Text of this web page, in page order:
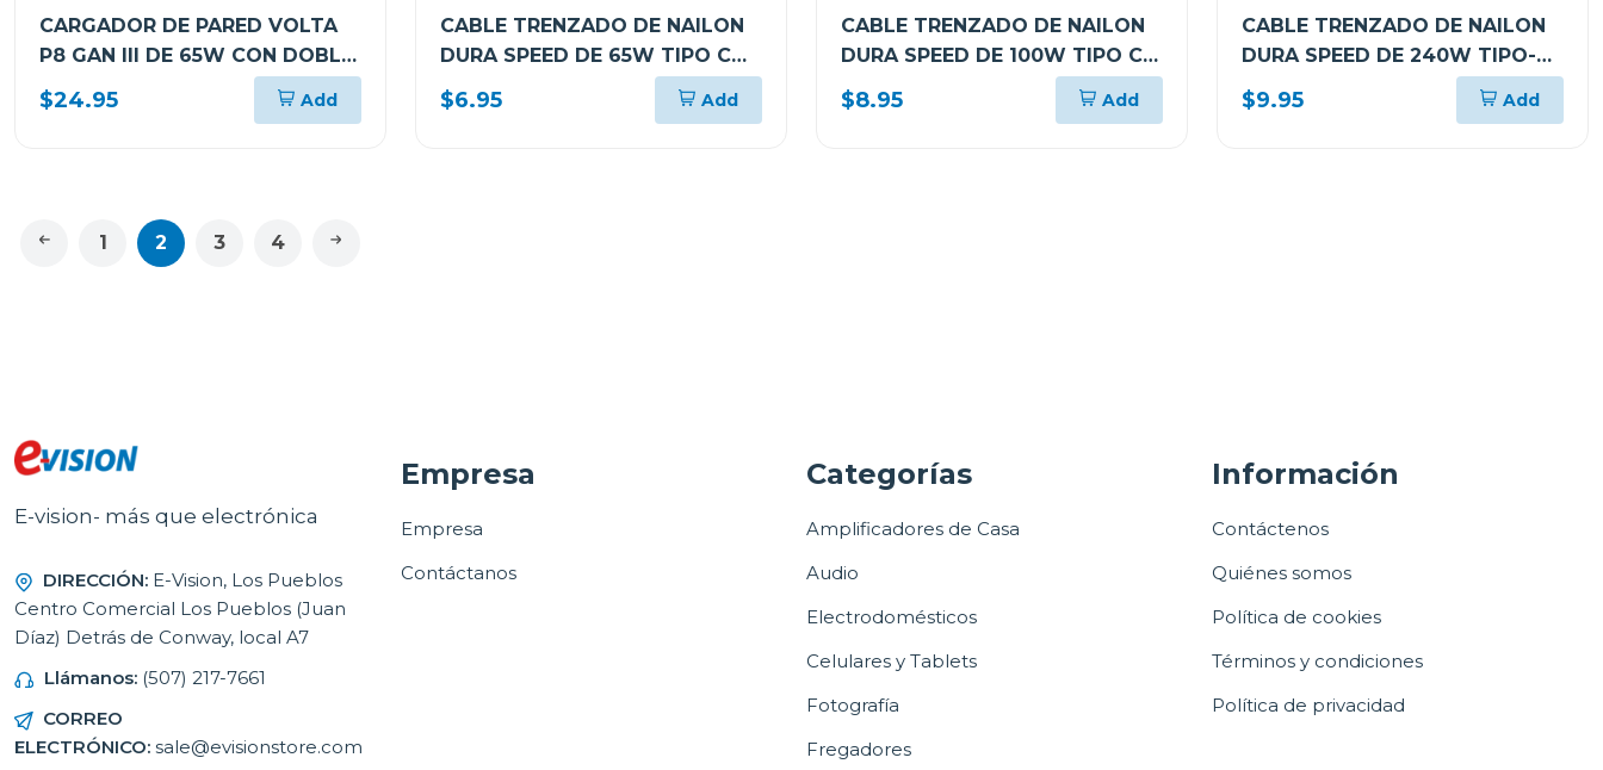
CARGADOR DE PARED VOLTA
P8 GAN III DE 65W CON DOBLE
PUERTO USB-C Y ENCHUFLE
PLEGABLE ARGAC0126
$24.95 Add
CABLE TRENZADO DE NAILON
DURA SPEED DE 65W TIPO C
EN AMBOS LADOS DE 1.8M
BLANCO ARGCB0047
$6.95 Add
CABLE TRENZADO DE NAILON
DURA SPEED DE 100W TIPO C
EN AMBOS LADOS DE 3M
ARGCB0050BK
$8.95 Add
CABLE TRENZADO DE NAILON
DURA SPEED DE 240W TIPO-C
A TIPO-C PARA CARGA Y
SINCRONIZACIÓN ULTRA
$9.95 Add
1 2 3 4
E-vision- más que electrónica
DIRECCIÓN: E-Vision, Los Pueblos
Centro Comercial Los Pueblos (Juan
Díaz) Detrás de Conway, local A7
Llámanos: (507) 217-7661
CORREO
ELECTRÓNICO: sale@evisionstore.com
Empresa
Empresa
Contáctanos
Categorías
Amplificadores de Casa
Audio
Electrodomésticos
Celulares y Tablets
Fotografía
Fregadores
Información
Contáctenos
Quiénes somos
Política de cookies
Términos y condiciones
Política de privacidad